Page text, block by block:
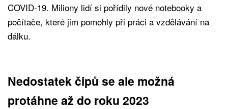
COVID-19. Miliony lidí si pořídily nové notebooky a
počítače, které jim pomohly při práci a vzdělávání na
dálku.
Nedostatek čipů se ale možná
protáhne až do roku 2023